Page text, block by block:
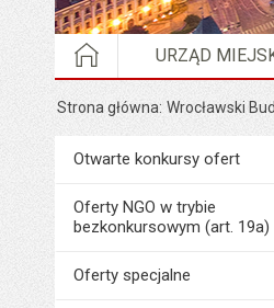
STRONA GŁÓWNA
URZĄD
Strona główna Wrocławski
MenuOrganizacje
Otwarte konkursy ofert
Oferty NGO w trybie
bezkonkursowym (art. 19a)
Oferty specjalne